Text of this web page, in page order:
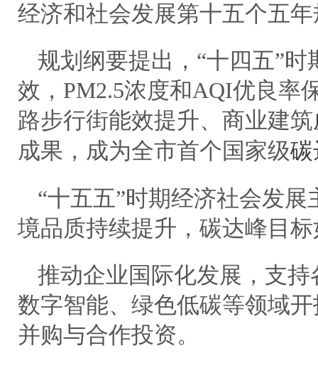
经济和社会发展第十五个五
规划纲要提出，“十四五”
效，PM2.5浓度和AQI优良率
路步行街能效提升、商业建筑
成果，成为全市首个国家级碳
“十五五”时期经济社会发
境品质持续提升，碳达峰目
推动企业国际化发展，支
数字智能、绿色低碳等领域
并购与合作投资。